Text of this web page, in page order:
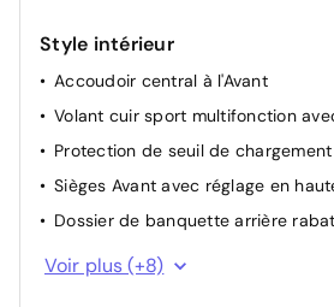
Style intérieur
Accoudoir central à l'Avant
Volant cuir sport multifonction
Protection de seuil de
Sièges Avant avec réglage en
Dossier de banquette arrière
Siège sport à l'Avant à droite
Voir plus (+8)